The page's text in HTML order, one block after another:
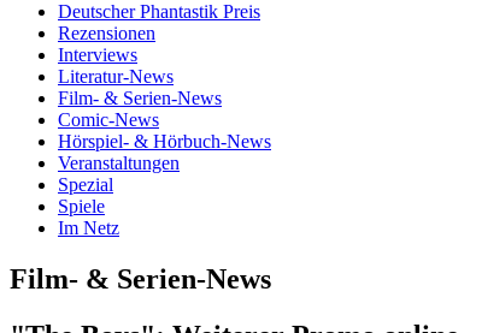
Deutscher Phantastik Preis
Rezensionen
Interviews
Literatur-News
Film- & Serien-News
Comic-News
Hörspiel- & Hörbuch-News
Veranstaltungen
Spezial
Spiele
Im Netz
Film- & Serien-News